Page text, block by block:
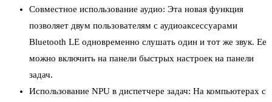
Совместное использование аудио: Эта новая функция
позволяет двум пользователям с аудиоаксессуарами
Bluetooth LE одновременно слушать один и тот же звук. Ее
можно включить на панели быстрых настроек на панели
задач.
Использование NPU в диспетчере задач: На компьютерах с